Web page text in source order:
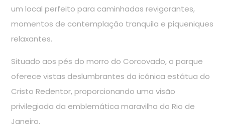
um local perfeito para caminhadas revigorantes,
momentos de contemplação tranquila e piqueniques
relaxantes.
Situado aos pés do morro do Corcovado, o parque
oferece vistas deslumbrantes da icônica estátua do
Cristo Redentor, proporcionando uma visão
privilegiada da emblemática maravilha do Rio de
Janeiro.